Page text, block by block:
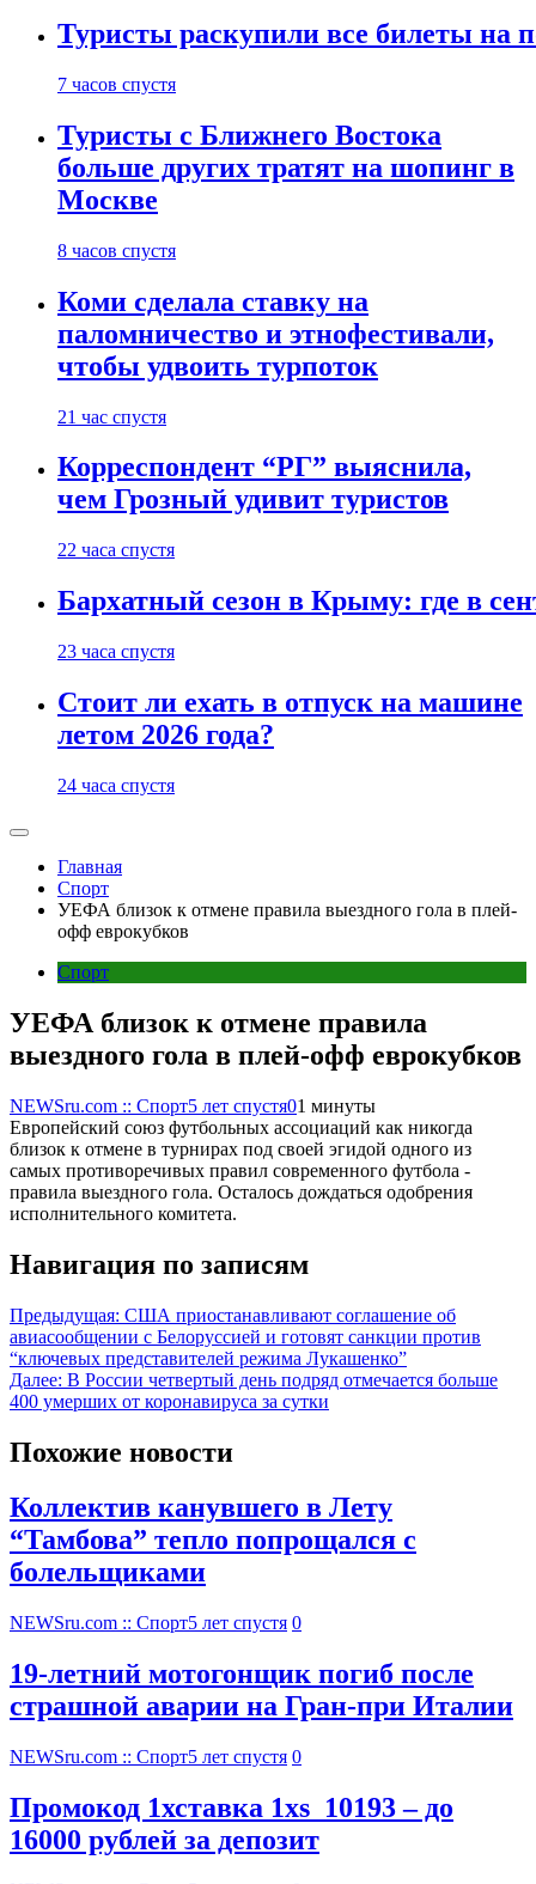
Туристы раскупили все билеты на
7 часов спустя
Туристы с Ближнего Востока
больше других тратят на шопинг в
Москве
8 часов спустя
Коми сделала ставку на
паломничество и этнофестивали,
чтобы удвоить турпоток
21 час спустя
Корреспондент “РГ” выяснила,
чем Грозный удивит туристов
22 часа спустя
Бархатный сезон в Крыму: где в
23 часа спустя
Стоит ли ехать в отпуск на машине
летом 2026 года?
24 часа спустя
Главная
Спорт
УЕФА близок к отмене правила выездного гола в плей-
офф еврокубков
Спорт
УЕФА близок к отмене правила
выездного гола в плей-офф еврокубков
NEWSru.com :: Спорт5 лет спустя01 минуты
Европейский союз футбольных ассоциаций как никогда
близок к отмене в турнирах под своей эгидой одного из
самых противоречивых правил современного футбола -
правила выездного гола. Осталось дождаться одобрения
исполнительного комитета.
Навигация по записям
Предыдущая: США приостанавливают соглашение об
авиасообщении с Белоруссией и готовят санкции против
“ключевых представителей режима Лукашенко”
Далее: В России четвертый день подряд отмечается больше
400 умерших от коронавируса за сутки
Похожие новости
Коллектив канувшего в Лету
“Тамбова” тепло попрощался с
болельщиками
NEWSru.com :: Спорт5 лет спустя 0
19-летний мотогонщик погиб после
страшной аварии на Гран-при Италии
NEWSru.com :: Спорт5 лет спустя 0
Промокод 1хставка 1xs_10193 – до
16000 рублей за депозит